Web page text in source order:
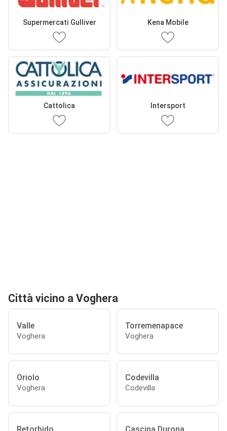
Supermercati Gulliver Kena Mobile
Cattolica Intersport
Città vicino a Voghera
Valle
Voghera
Torremenapace
Voghera
Oriolo
Voghera
Codevilla
Codevilla